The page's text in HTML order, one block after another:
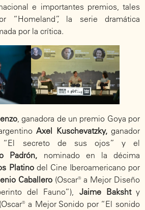
e importantes premios, tales
“Homeland”, la serie dramática
por la crítica.
, ganadora de un premio Goya por
Axel Kuschevatzky,ganador
secreto de sus ojos” y el
Padrón, nominado en la décima
Platinodel Cine Iberoamericano por
Caballero (Oscar® a Mejor Diseño
del Fauno”), Jaime Bakshty
a Mejor Sonido por “El sonido